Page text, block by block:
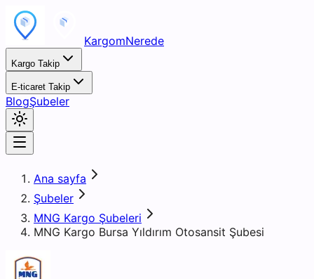
KargomNerede
Kargo Takip
E-ticaret Takip
BlogŞubeler
Ana sayfa
Şubeler
MNG Kargo Şubeleri
MNG Kargo Bursa Yıldırım Otosansit Şubesi